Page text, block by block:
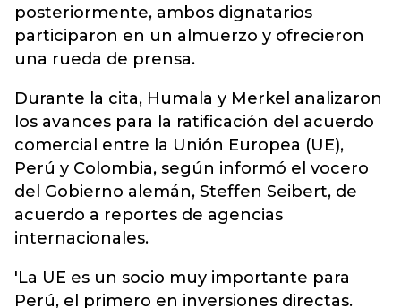
posteriormente, ambos dignatarios
participaron en un almuerzo y ofrecieron
una rueda de prensa.
Durante la cita, Humala y Merkel analizaron
los avances para la ratificación del acuerdo
comercial entre la Unión Europea (UE),
Perú y Colombia, según informó el vocero
del Gobierno alemán, Steffen Seibert, de
acuerdo a reportes de agencias
internacionales.
'La UE es un socio muy importante para
Perú, el primero en inversiones directas.